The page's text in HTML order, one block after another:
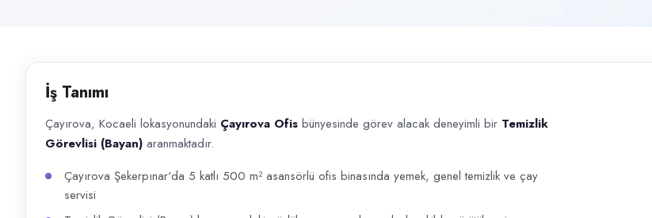
Başvuru kanalları
WhatsApp, Telefon
İlan açıklaması
Çayırova, Kocaeli lokasyonundaki Çayırova Ofis bünyesinde görev alacak deneyimli bir Temizlik Görevlisi (Bayan)
İş Tanımı
Çayırova, Kocaeli lokasyonundaki Çayırova Ofis bünyesinde görev alacak deneyimli bir Temizlik
Görevlisi (Bayan) aranmaktadır.
Çayırova Şekerpınar'da 5 katlı 500 m² asansörlü ofis binasında yemek, genel temizlik ve çay
servisi